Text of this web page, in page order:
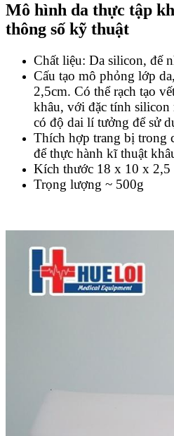
Mô hình da thực tập
thông số kỹ thuật
Chất liệu: Da silicon, đế
Cấu tạo mô phỏng lớp
2,5cm. Có thể rạch tạo
khâu, với đặc tính silicon
có độ dai lí tưởng để sử
Thích hợp trang bị trong
để thực hành kĩ thuật
Kích thước 18 x 10 x 2,5
Trọng lượng ~ 500g